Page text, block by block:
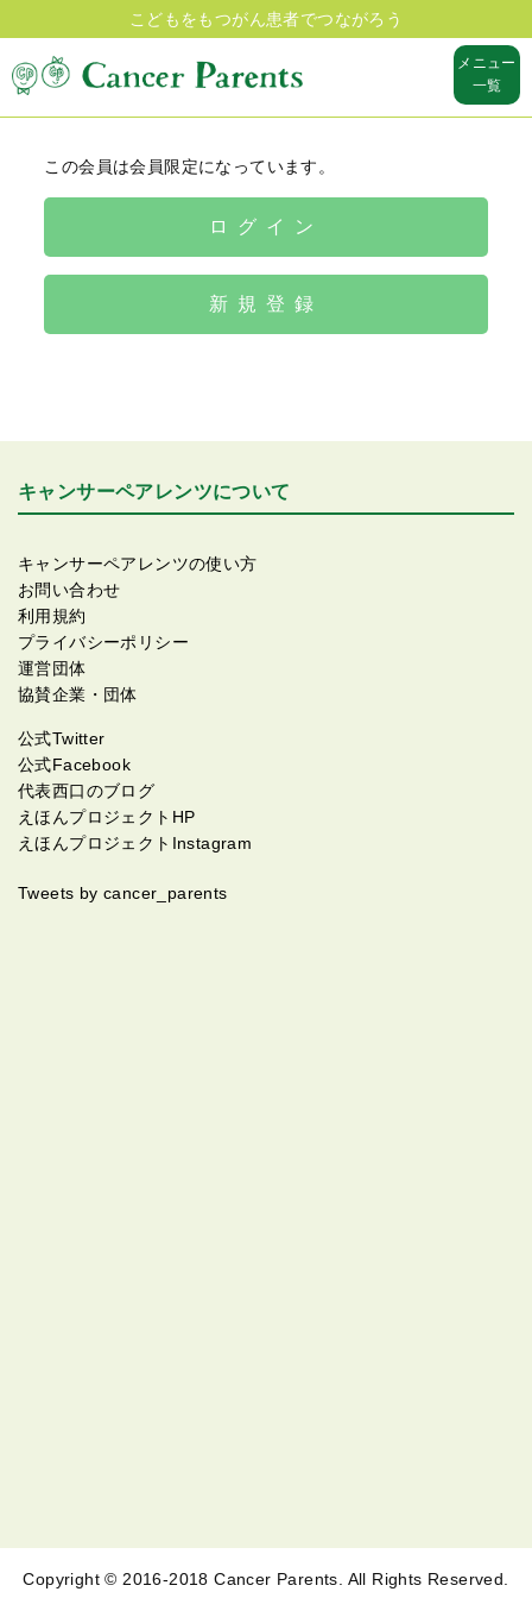
こどもをもつがん患者でつながろう
メニュー
一覧
この会員は会員限定になっています。
ログイン
新規登録
キャンサーペアレンツについて
キャンサーペアレンツの使い方
お問い合わせ
利用規約
プライバシーポリシー
運営団体
協賛企業・団体
公式Twitter
公式Facebook
代表西口のブログ
えほんプロジェクトHP
えほんプロジェクトInstagram
Tweets by cancer_parents
Copyright © 2016-2018 Cancer Parents. All Rights Reserved.